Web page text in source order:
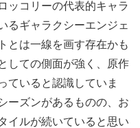
ッコリーの代表的キャラ
るギャラクシーエンジェ
とは一線を画す存在かも
しての側面が強く、原作
ていると認識していま
ーズンがあるものの、お
イルが続いていると思い